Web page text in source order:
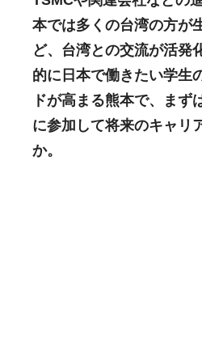
本では多くの台湾の方が
ど、台湾との交流が活発
的に日本で働きたい学生
ドが高まる熊本で、まず
に参加して将来のキャリ
か。